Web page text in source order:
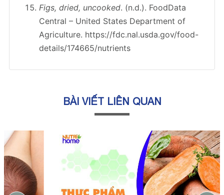
Figs, dried, uncooked. (n.d.). FoodData
Central – United States Department of
Agriculture. https://fdc.nal.usda.gov/food-
details/174665/nutrients
BÀI VIẾT LIÊN QUAN